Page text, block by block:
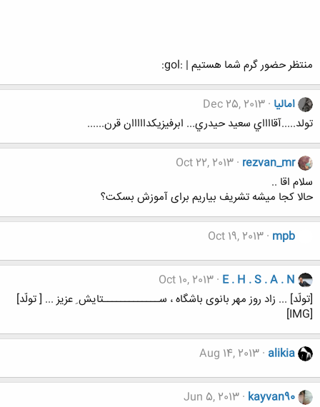
منتظر حضور گرم شما هستیم | :gol:
امالیا Dec 25, 2013
تولد.....آقااااي سعيد حيدري... ابرفيزيكدااااان قرن......
rezvan_mr
Oct 22, 2013
سلام اقا ..
حالا کجا میشه تشریف بیاریم برای آموزش بسکت؟
mpb
Oct 19, 2013
E . H . S . A . N
Oct 10, 2013
[تولّد] ... زاد روز مهر بانوی باشگاه ، ســـــــــــــتایش ِ عزیز ... [ تولّد]
[IMG]
alikia
Aug 14, 2013
kayvan90
Jun 5, 2013